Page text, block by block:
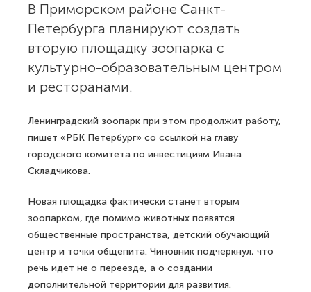
В Приморском районе Санкт-
Петербурга планируют создать
вторую площадку зоопарка с
культурно-образовательным центром
и ресторанами.
Ленинградский зоопарк при этом продолжит работу,
пишет «РБК Петербург» со ссылкой на главу
городского комитета по инвестициям Ивана
Складчикова.
Новая площадка фактически станет вторым
зоопарком, где помимо животных появятся
общественные пространства, детский обучающий
центр и точки общепита. Чиновник подчеркнул, что
речь идет не о переезде, а о создании
дополнительной территории для развития.